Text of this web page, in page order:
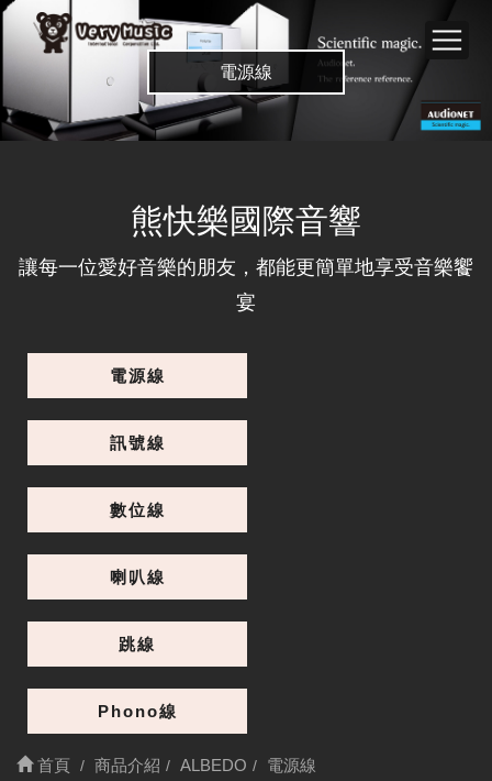
電源線
熊快樂國際音響
讓每一位愛好音樂的朋友，都能更簡單地享受音樂饗
宴
電源線
訊號線
數位線
喇叭線
跳線
Phono線
首頁 商品介紹 ALBEDO 電源線
Gravity I 2M 電源線